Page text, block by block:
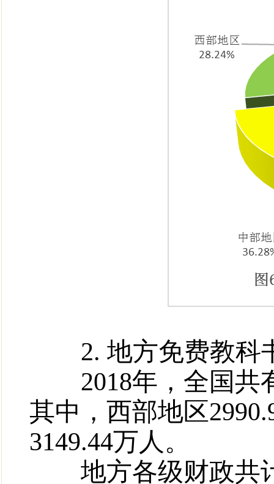
2. 地方免费教科
2018年，全国共有
其中，西部地区
3149.44万人。
地方各级财政共计